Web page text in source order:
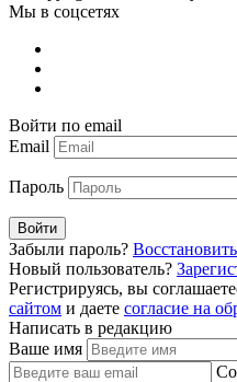
Мы в соцсетях
Войти по email
Email
Пароль
Войти
Забыли пароль? Восстановить
Новый пользователь?
Регистрируясь, вы
сайтом и даете согласие на
Написать в редакцию
Ваше имя